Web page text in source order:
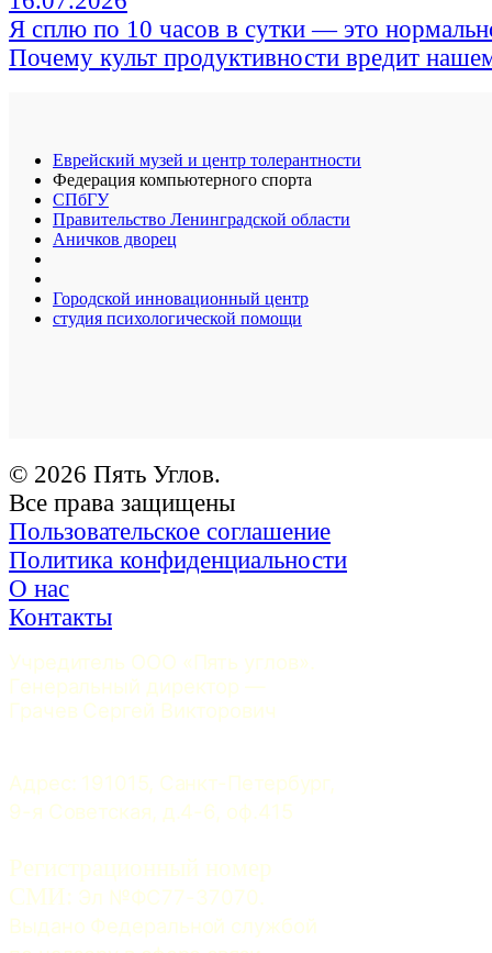
Я сплю по 10 часов в сутки — это
Почему культ продуктивности вредит
Еврейский музей и центр толерантности
Федерация компьютерного спорта
СПбГУ
Правительство Ленинградской области
Аничков дворец
Городской инновационный центр
студия психологической помощи
© 2026 Пять Углов.
Все права защищены
Пользовательское соглашение
Политика конфиденциальности
О нас
Контакты
Учредитель ООО «Пять углов».
Генеральный директор —
Грачев Сергей Викторович
Адрес: 191015, Санкт-Петербург,
9-я Советская, д.4-6, оф.415
Регистрационный номер
СМИ: Эл №ФС77-37070.
Выдано Федеральной службой